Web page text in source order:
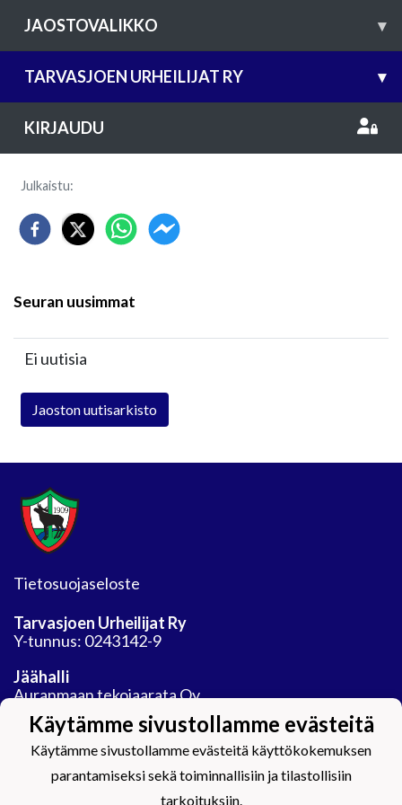
JAOSTOVALIKKO ▾
TARVASJOEN URHEILIJAT RY ▾
KIRJAUDU
Julkaistu:
Seuran uusimmat
Ei uutisia
Jaoston uutisarkisto
Tietosuojaseloste
Tarvasjoen Urheilijat Ry
Y-tunnus: 0243142-9
Jäähalli
Auranmaan tekojaarata Oy
Areenatie 30
21450 Tarvasjoki
Käytämme sivustollamme evästeitä
Käytämme sivustollamme evästeitä käyttökokemuksen
parantamiseksi sekä toiminnallisiin ja tilastollisiin
tarkoituksiin.